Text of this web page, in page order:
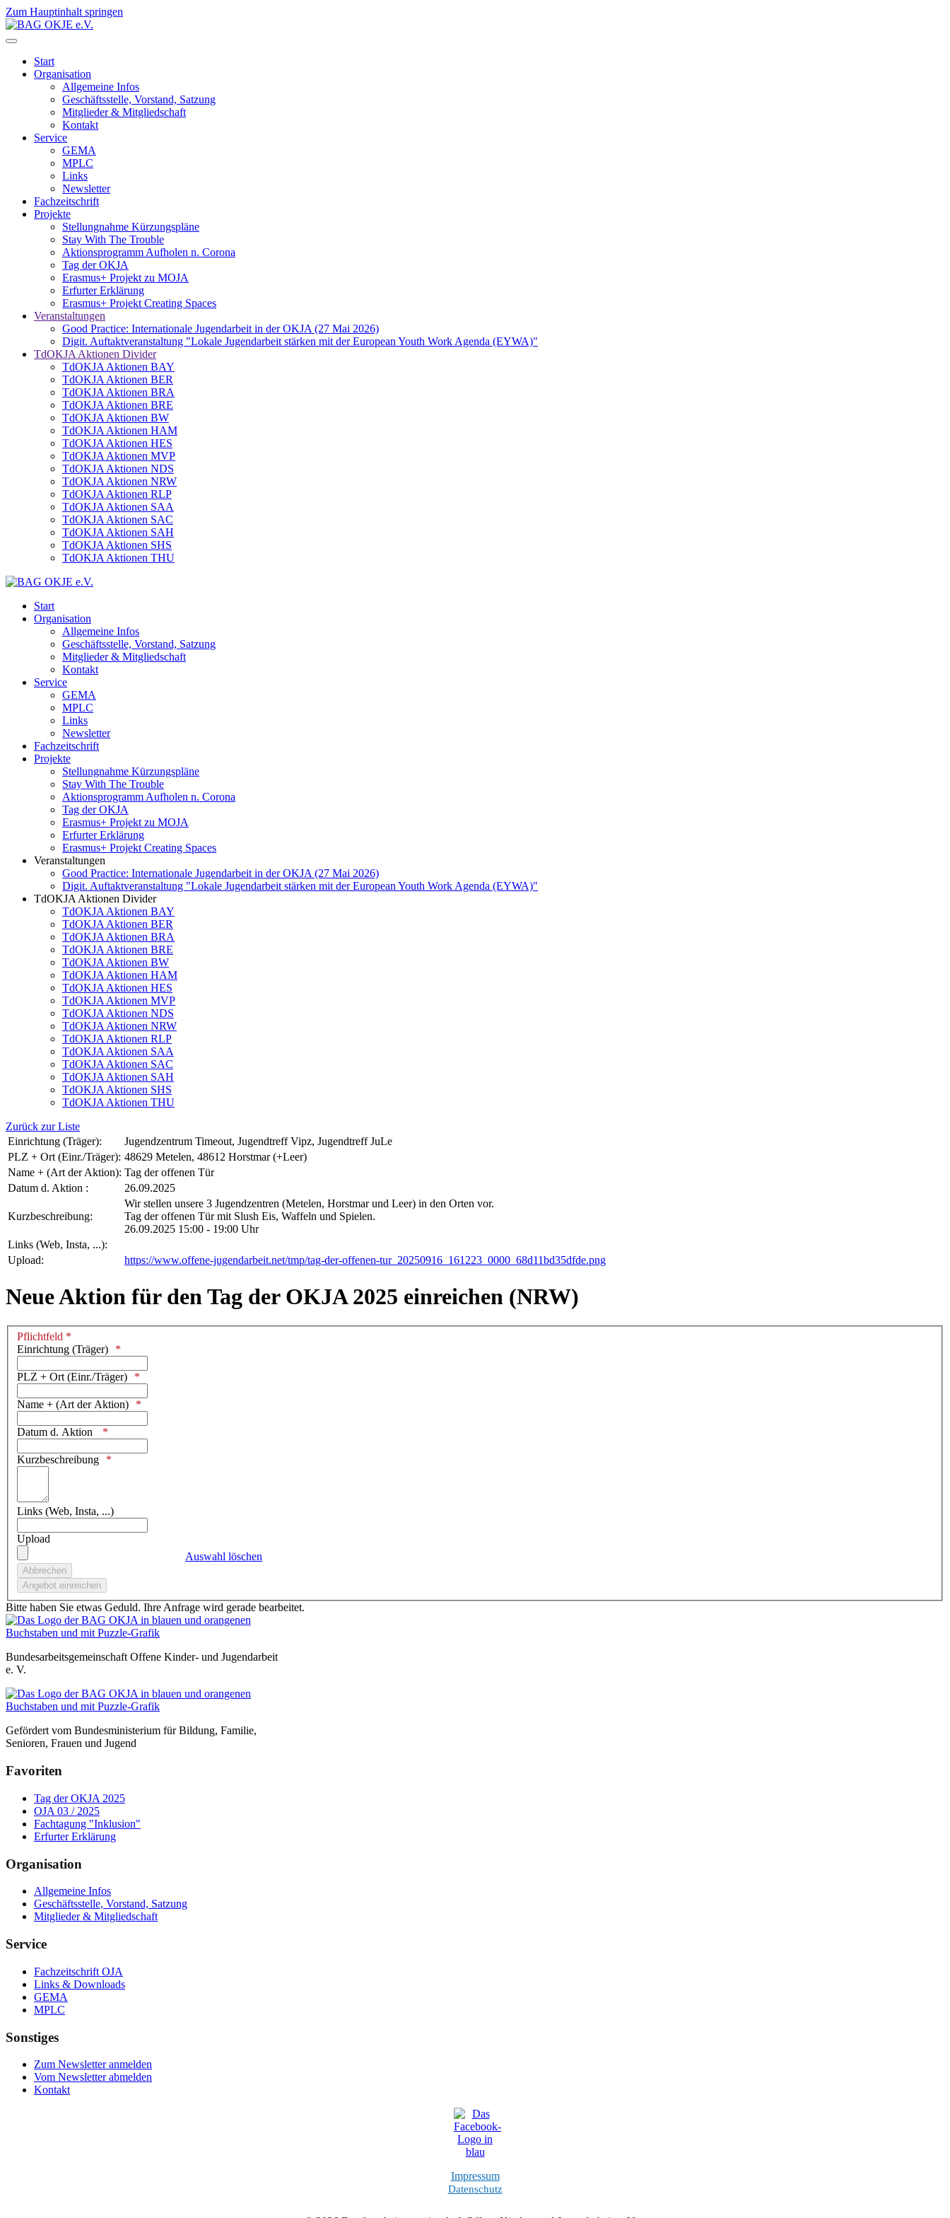
Zum Hauptinhalt springen
Start
Organisation
Allgemeine Infos
Geschäftsstelle, Vorstand, Satzung
Mitglieder & Mitgliedschaft
Kontakt
Service
GEMA
MPLC
Links
Newsletter
Fachzeitschrift
Projekte
Stellungnahme Kürzungspläne
Stay With The Trouble
Aktionsprogramm Aufholen n. Corona
Tag der OKJA
Erasmus+ Projekt zu MOJA
Erfurter Erklärung
Erasmus+ Projekt Creating Spaces
Veranstaltungen
Good Practice: Internationale Jugendarbeit in der OKJA (27 Mai 2026)
Digit. Auftaktveranstaltung "Lokale Jugendarbeit stärken mit der European Youth Work Agenda (EYWA)"
TdOKJA Aktionen Divider
TdOKJA Aktionen BAY
TdOKJA Aktionen BER
TdOKJA Aktionen BRA
TdOKJA Aktionen BRE
TdOKJA Aktionen BW
TdOKJA Aktionen HAM
TdOKJA Aktionen HES
TdOKJA Aktionen MVP
TdOKJA Aktionen NDS
TdOKJA Aktionen NRW
TdOKJA Aktionen RLP
TdOKJA Aktionen SAA
TdOKJA Aktionen SAC
TdOKJA Aktionen SAH
TdOKJA Aktionen SHS
TdOKJA Aktionen THU
Start
Organisation
Allgemeine Infos
Geschäftsstelle, Vorstand, Satzung
Mitglieder & Mitgliedschaft
Kontakt
Service
GEMA
MPLC
Links
Newsletter
Fachzeitschrift
Projekte
Stellungnahme Kürzungspläne
Stay With The Trouble
Aktionsprogramm Aufholen n. Corona
Tag der OKJA
Erasmus+ Projekt zu MOJA
Erfurter Erklärung
Erasmus+ Projekt Creating Spaces
Veranstaltungen
Good Practice: Internationale Jugendarbeit in der OKJA (27 Mai 2026)
Digit. Auftaktveranstaltung "Lokale Jugendarbeit stärken mit der European Youth Work Agenda (EYWA)"
TdOKJA Aktionen Divider
TdOKJA Aktionen BAY
TdOKJA Aktionen BER
TdOKJA Aktionen BRA
TdOKJA Aktionen BRE
TdOKJA Aktionen BW
TdOKJA Aktionen HAM
TdOKJA Aktionen HES
TdOKJA Aktionen MVP
TdOKJA Aktionen NDS
TdOKJA Aktionen NRW
TdOKJA Aktionen RLP
TdOKJA Aktionen SAA
TdOKJA Aktionen SAC
TdOKJA Aktionen SAH
TdOKJA Aktionen SHS
TdOKJA Aktionen THU
Zurück zur Liste
Einrichtung (Träger):
Jugendzentrum Timeout, Jugendtreff Vipz, Jugendtreff JuLe
PLZ + Ort (Einr./Träger): 48629 Metelen, 48612 Horstmar (+Leer)
Name + (Art der Aktion): Tag der offenen Tür
Datum d. Aktion :
26.09.2025
Kurzbeschreibung:
Wir stellen unsere 3 Jugendzentren (Metelen, Horstmar und Leer) in den Orten vor.
Tag der offenen Tür mit Slush Eis, Waffeln und Spielen.
26.09.2025 15:00 - 19:00 Uhr
Links (Web, Insta, ...):
Upload:
https://www.offene-jugendarbeit.net/tmp/tag-der-offenen-tur_20250916_161223_0000_68d11bd35dfde.png
Neue Aktion für den Tag der OKJA 2025 einreichen (NRW)
Pflichtfeld *
Einrichtung (Träger)
PLZ + Ort (Einr./Träger)
Name + (Art der Aktion)
Datum d. Aktion
Kurzbeschreibung
Links (Web, Insta, ...)
Upload
Auswahl löschen
Bitte haben Sie etwas Geduld. Ihre Anfrage wird gerade bearbeitet.
Bundesarbeitsgemeinschaft Offene Kinder- und Jugendarbeit
e. V.
Gefördert vom Bundesministerium für Bildung, Familie,
Senioren, Frauen und Jugend
Favoriten
Tag der OKJA 2025
OJA 03 / 2025
Fachtagung "Inklusion"
Erfurter Erklärung
Organisation
Allgemeine Infos
Geschäftsstelle, Vorstand, Satzung
Mitglieder & Mitgliedschaft
Service
Fachzeitschrift OJA
Links & Downloads
GEMA
MPLC
Sonstiges
Zum Newsletter anmelden
Vom Newsletter abmelden
Kontakt
Impressum
Datenschutz